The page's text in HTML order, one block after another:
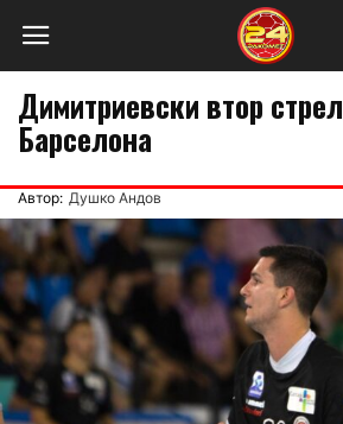
Димитриевски втор
Барселона
Автор: Душко Андов